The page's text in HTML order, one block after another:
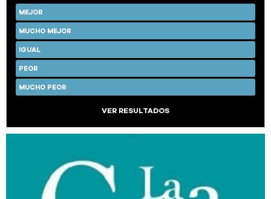
MEJOR
MUCHO MEJOR
IGUAL
PEOR
MUCHO PEOR
VER RESULTADOS